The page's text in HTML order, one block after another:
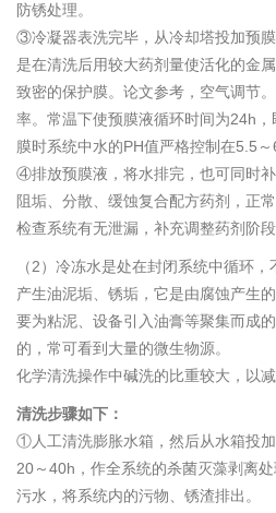
防锈处理。
③冷凝器表洗完毕，从冷却塔投加预
是在清洗后用较大药剂量使活化的金
致密的保护膜。论文参考，空气调节
率。常温下使预膜液循环时间为24h
膜时系统中水的PH值严格控制在5.5～
④排放预膜液，将水排完，也可同时
阻垢、分散、缓蚀复合配方药剂，正
检查系统有无泄漏，补充调整药剂阶段
（2）冷冻水是处在封闭系统中循环
产生油泥垢、锈垢，它是由腐蚀产生
要为粘泥、设备引入油膏等聚集而成
的，常可看到大量的微生物源。
化学清洗操作中碱洗的比重较大，以
清洗步骤如下：
①人工清洗膨胀水箱，然后从水箱投
20～40h，作全系统的杀菌灭藻剥离
污水，将系统内的污物、锈渣排出。